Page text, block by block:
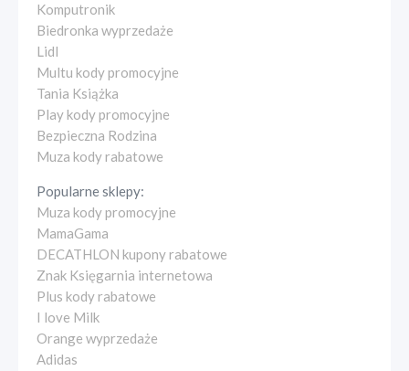
Komputronik
Biedronka wyprzedaże
Lidl
Multu kody promocyjne
Tania Książka
Play kody promocyjne
Bezpieczna Rodzina
Muza kody rabatowe
Popularne sklepy:
Muza kody promocyjne
MamaGama
DECATHLON kupony rabatowe
Znak Księgarnia internetowa
Plus kody rabatowe
I love Milk
Orange wyprzedaże
Adidas